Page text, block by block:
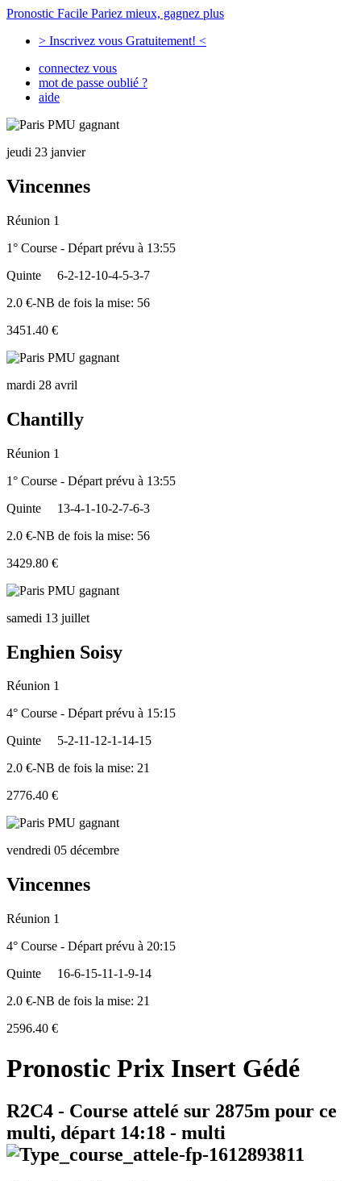
Pronostic Facile Pariez mieux, gagnez plus
> Inscrivez vous Gratuitement! <
connectez vous
mot de passe oublié ?
aide
jeudi 23 janvier
Vincennes
Réunion 1
1° Course - Départ prévu à 13:55
Quinte
6-2-12-10-4-5-3-7
2.0 €-NB de fois la mise: 56
3451.40 €
mardi 28 avril
Chantilly
Réunion 1
1° Course - Départ prévu à 13:55
Quinte
13-4-1-10-2-7-6-3
2.0 €-NB de fois la mise: 56
3429.80 €
samedi 13 juillet
Enghien Soisy
Réunion 1
4° Course - Départ prévu à 15:15
Quinte
5-2-11-12-1-14-15
2.0 €-NB de fois la mise: 21
2776.40 €
vendredi 05 décembre
Vincennes
Réunion 1
4° Course - Départ prévu à 20:15
Quinte
16-6-15-11-1-9-14
2.0 €-NB de fois la mise: 21
2596.40 €
Pronostic Prix Insert Gédé
R2C4 - Course attelé sur 2875m pour ce
multi, départ 14:18 - multi